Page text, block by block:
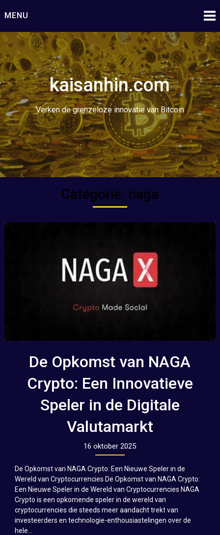
naar
inhoud
MENU
kaisanhin.com
Verken de grenzeloze innovatie van Bitcoin
Categorie: naga
De Opkomst van NAGA
Crypto: Een Innovatieve
Speler in de Digitale
Valutamarkt
16 oktober 2025
De Opkomst van NAGA Crypto: Een Nieuwe Speler in de
Wereld van Cryptocurrencies De Opkomst van NAGA Crypto:
Een Nieuwe Speler in de Wereld van Cryptocurrencies NAGA
Crypto is een opkomende speler in de wereld van
cryptocurrencies die steeds meer aandacht trekt van
investeerders en technologie-enthousiastelingen over de
hele...